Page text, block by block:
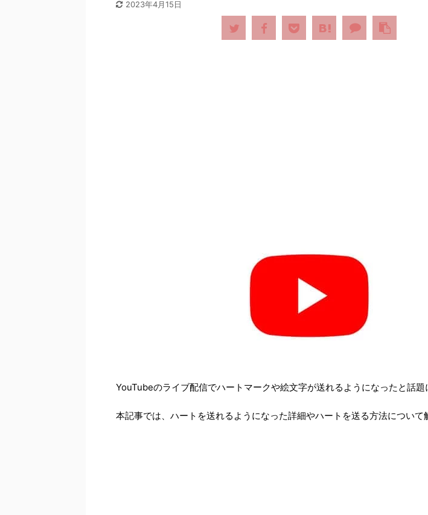
2023年4月15日
YouTubeのライブ配信でハートマークや絵文字が送れるようになったと話題
本記事では、ハートを送れるようになった詳細やハートを送る方法について